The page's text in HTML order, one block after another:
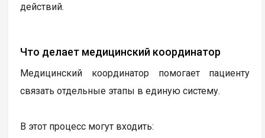
действий.
Что делает медицинский координатор
Медицинский координатор помогает пациенту
связать отдельные этапы в единую систему.
В этот процесс могут входить: